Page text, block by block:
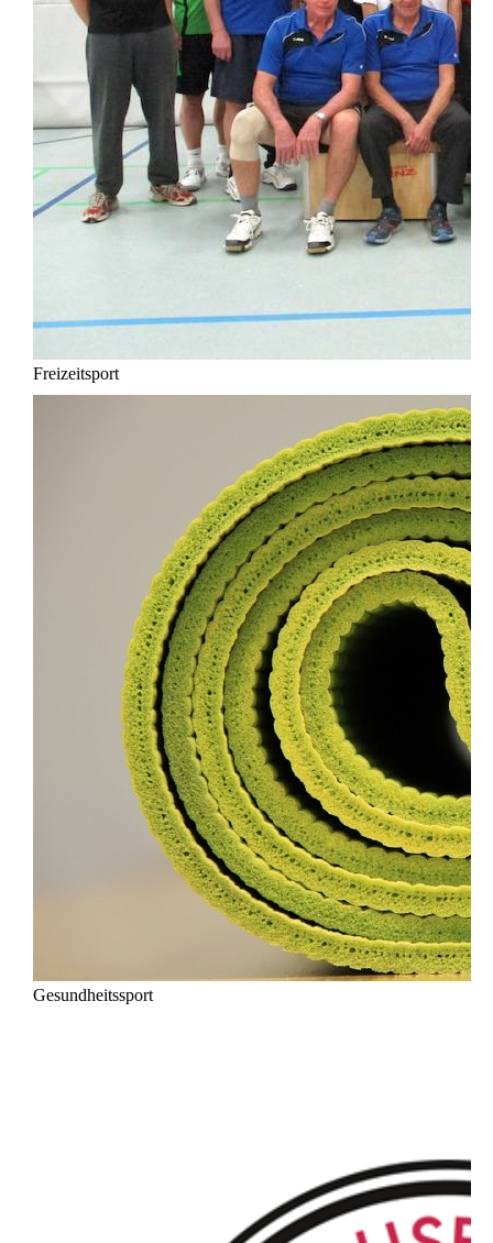
Freizeitsport
Gesundheitssport